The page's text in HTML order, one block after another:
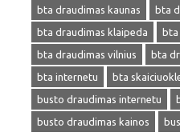
bta draudimas kaunas
bta
bta draudimas klaipeda
bta draudimas vilnius
bta
bta internetu
bta
busto draudimas internetu
busto draudimas kainos